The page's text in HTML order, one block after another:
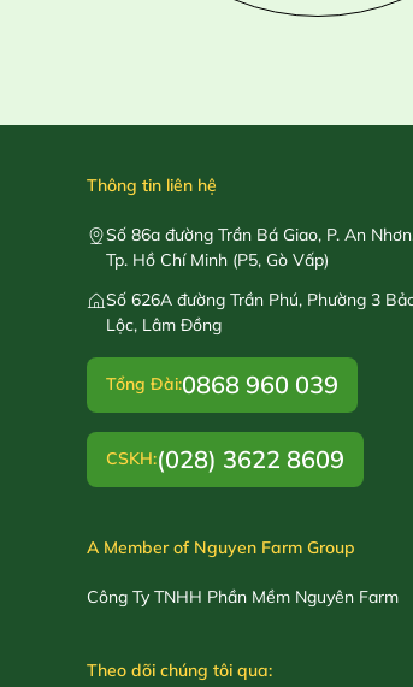
Thông tin liên hệ
Số 86a đường Trần Bá Giao, P. An
Tp. Hồ Chí Minh (P5, Gò Vấp)
Số 626A đường Trần Phú, Phường 3
Lộc, Lâm Đồng
Tổng Đài:0868 960 039
CSKH:(028) 3622 8609
A Member of Nguyen Farm Group
Công Ty TNHH Phần Mềm Nguyên Farm
Theo dõi chúng tôi qua: